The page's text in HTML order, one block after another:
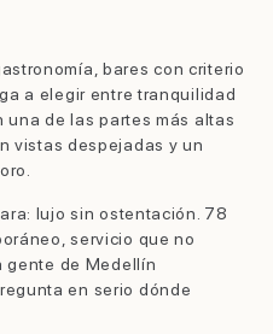
bares con criterio
a elegir entre tranquilidad
una de las partes más altas
vistas despejadas y un
lujo sin ostentación. 78
servicio que no
gente de Medellín
en serio dónde